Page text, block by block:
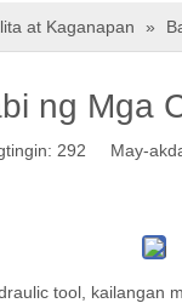
at Kaganapan »
ng Mga
292 May-
tool, kailangan